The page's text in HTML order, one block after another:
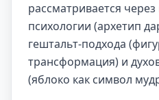
рассматривается
психологии (архетип
гештальт-подхода
трансформация) и
(яблоко как символ